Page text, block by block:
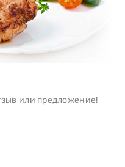
или предложение!